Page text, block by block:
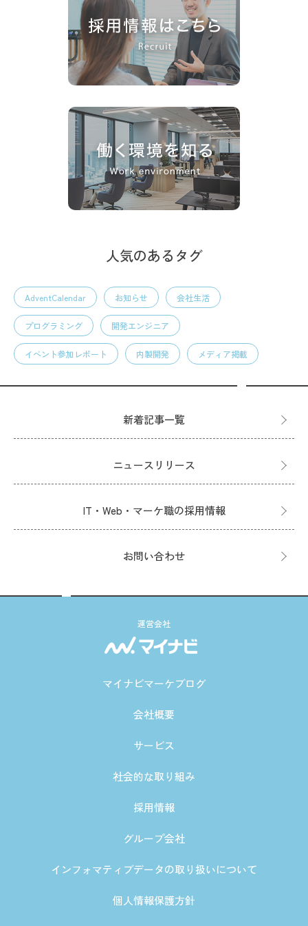
人気のあるタグ
AdventCalendar お知らせ 会社生活
プログラミング 開発エンジニア
イベント参加レポート 内製開発 メディア掲載
新着記事一覧
ニュースリリース
IT・Web・マーケ職の採用情報
お問い合わせ
運営会社
マイナビマーケブログ
会社概要
サービス
社会的な取り組み
採用情報
グループ会社
インフォマティブデータの取り扱いについて
個人情報保護方針